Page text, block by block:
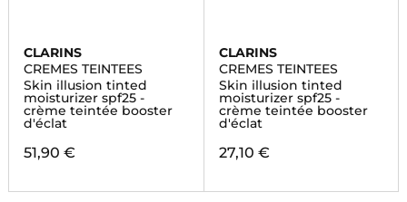
CLARINS
CREMES TEINTEES
Skin illusion tinted
moisturizer spf25 -
crème teintée booster
d'éclat
51,90 €
CLARINS
CREMES TEINTEES
Skin illusion tinted
moisturizer spf25 -
crème teintée booster
d'éclat
27,10 €